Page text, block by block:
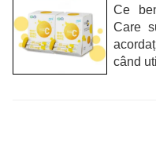
Ce
Care
când